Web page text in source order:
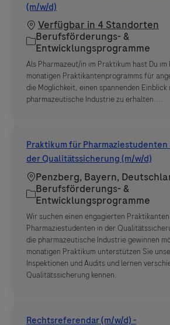
(m/w/d)
Verfügbar in 4 Standorten
Kategorie
Berufsförderungs- &
Entwicklungsprogramme
Als Pharmazeut/in im Praktikum hast Du im
monatigen Praktikantenprogramms für
die Möglichkeit, einen spannenden Einblick
pharmazeutische Industrie zu erhalten....
Praktikum für Pharmaziestudenten
der Qualitätssicherung (m/w/d)
Standort
Penzberg, Bayern,
Kategorie
Berufsförderungs- &
Entwicklungsprogramme
Wir suchen einen engagierten
Pharmaziestudenten in der
die pharmazeutische Industrie gewinnen
monatigen Praktikum unterstützen Sie
Inspektionen und Audits und lernen
Qualitätssicherung kennen.
Rechtsreferendar (m/w/d) -